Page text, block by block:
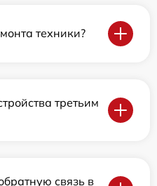
техники?
третьим
связь в